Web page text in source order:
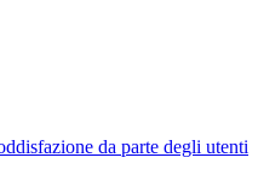
da parte degli utenti